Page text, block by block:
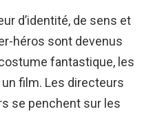
d’identité, de sens et
héros sont devenus
fantastique, les
film. Les directeurs
se penchent sur les